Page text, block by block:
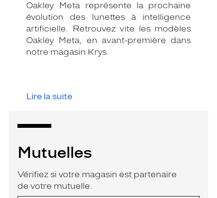
Oakley Meta représente la prochaine
évolution des lunettes à intelligence
artificielle. Retrouvez vite les modèles
Oakley Meta, en avant-première dans
notre magasin Krys.
Lire la suite
Mutuelles
Vérifiez si votre magasin est partenaire
de votre mutuelle.